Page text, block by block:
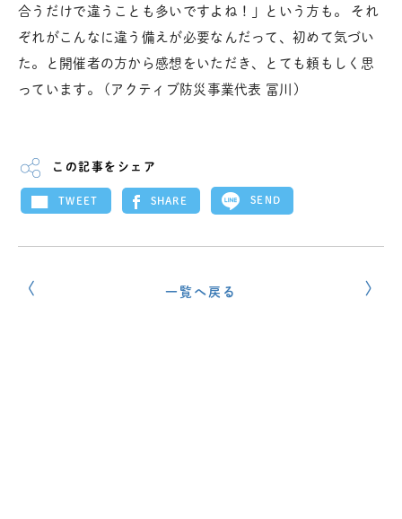
合うだけで違うことも多いですよね！」という方も。 それ
ぞれがこんなに違う備えが必要なんだって、初めて気づい
た。と開催者の方から感想をいただき、とても頼もしく思
っています。 (アクティブ防災事業代表 冨川)
この記事をシェア
TWEET SHARE SEND
一覧へ戻る